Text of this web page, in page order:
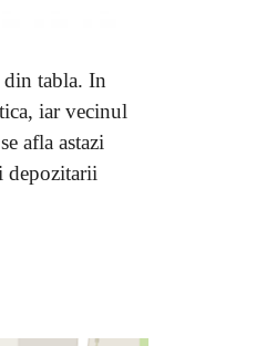
din tabla. In
iar vecinul
afla astazi
depozitarii